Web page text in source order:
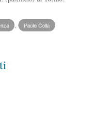
Paolo Colla